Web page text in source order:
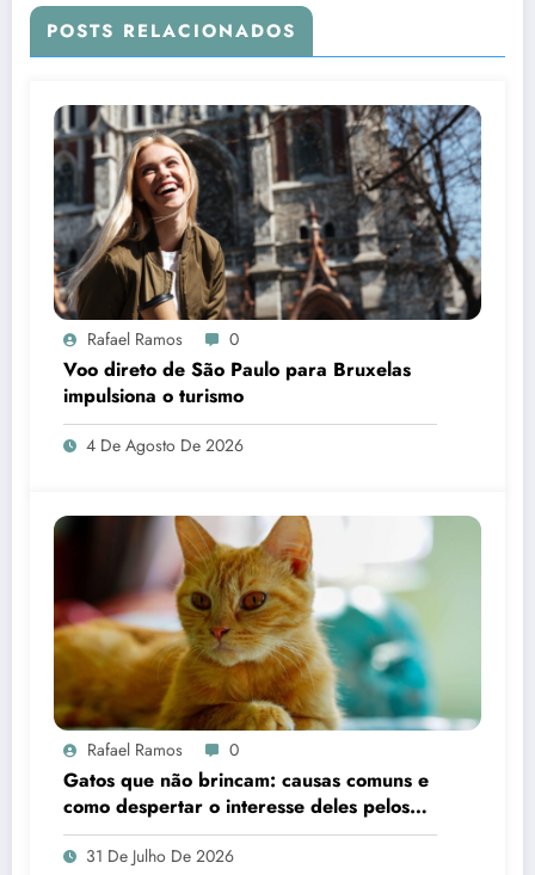
POSTS RELACIONADOS
Rafael Ramos 0
Voo direto de São Paulo para Bruxelas
impulsiona o turismo
4 De Agosto De 2026
Rafael Ramos 0
Gatos que não brincam: causas comuns e
como despertar o interesse deles pelos
brinquedos
31 De Julho De 2026